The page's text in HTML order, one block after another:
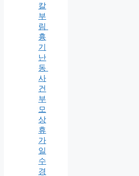
칼
부
림
흉
기
난
동
사
건
부
모
상
휴
가
일
수
경